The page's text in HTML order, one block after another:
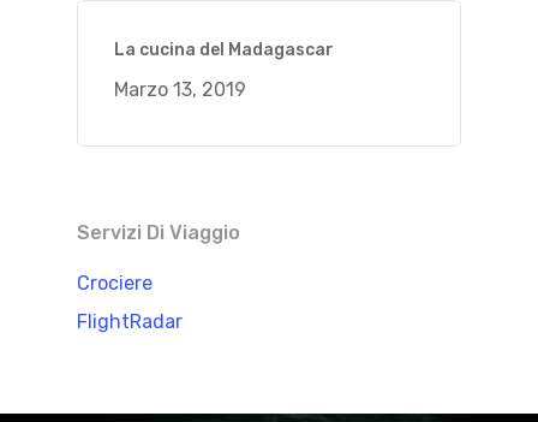
La cucina del Madagascar
Marzo 13, 2019
Servizi Di Viaggio
Crociere
FlightRadar